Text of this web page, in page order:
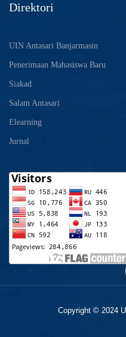
Direktori
UIN Antasari Banjarmasin
Penerimaan Mahasiswa Baru
Siakad
Salam Antasari
Elearning
Jurnal
Copyright © 2024